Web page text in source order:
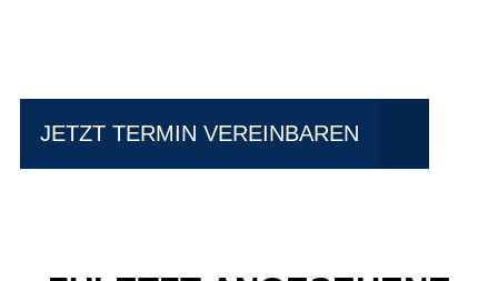
JETZT TERMIN VEREINBAREN